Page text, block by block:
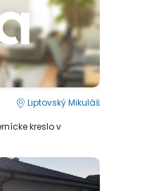
Liptovský Mikuláš
kreslo v